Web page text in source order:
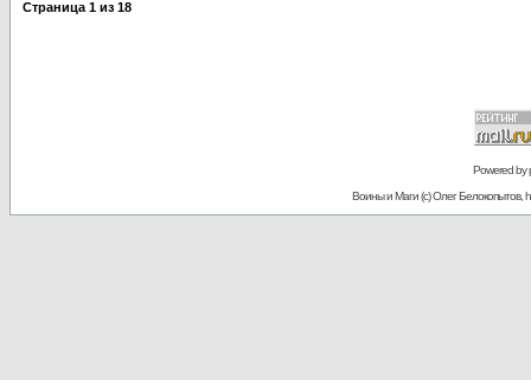
Страница 1 из 18
Powered by
Воины и Маги (c) Олег Белокопытов,